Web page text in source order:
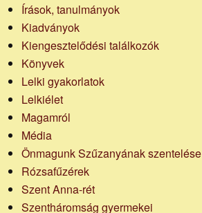
Írások, tanulmányok
Kiadványok
Kiengesztelődési találkozók
Könyvek
Lelki gyakorlatok
Lelkiélet
Magamról
Média
Önmagunk Szűzanyának szentelése
Rózsafűzérek
Szent Anna-rét
Szentháromság gyermekei